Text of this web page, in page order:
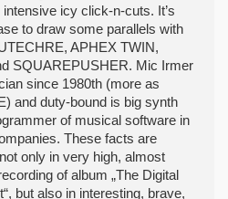
icy click-n-cuts. It’s
to draw some parallels with
APHEX TWIN,
SQUAREPUSHER. Mic Irmer
since 1980th (more as
and duty-bound is big synth
of musical software in
These facts are
only in very high, almost
of album „The Digital
but also in interesting, brave,